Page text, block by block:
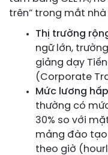
trên” trong mắt
Thị trường
ngữ lớn,
giảng dạy
(Corporate
Mức lương
thường có
30% so với
mảng đào tạo
theo giờ